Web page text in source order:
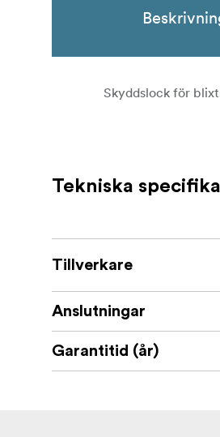
Skyddslock för
Tekniska
Tillverkare
Anslutningar
Garantitid (år)